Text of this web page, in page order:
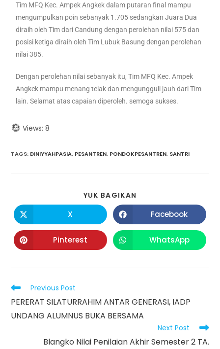
Tim MFQ Kec. Ampek Angkek dalam putaran final mampu
mengumpulkan poin sebanyak 1.705 sedangkan Juara Dua
diraih oleh Tim dari Candung dengan perolehan nilai 575 dan
posisi ketiga diraih oleh Tim Lubuk Basung dengan perolehan
nilai 385.
Dengan perolehan nilai sebanyak itu, Tim MFQ Kec. Ampek
Angkek mampu menang telak dan mengungguli jauh dari Tim
lain. Selamat atas capaian diperoleh. semoga sukses.
Views: 8
TAGS: DINIYYAHPASIA, PESANTREN, PONDOKPESANTREN, SANTRI
YUK BAGIKAN
X Facebook
Pinterest WhatsApp
Previous Post
PERERAT SILATURRAHIM ANTAR GENERASI, IADP
UNDANG ALUMNUS BUKA BERSAMA
Next Post
Blangko Nilai Penilaian Akhir Semester 2 TA.